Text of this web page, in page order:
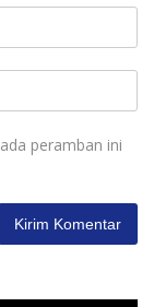
peramban ini